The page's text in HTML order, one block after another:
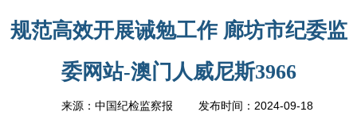
规范高效开展诫勉工作 廊坊市纪委监
委网站-澳门人威尼斯3966
来源：中国纪检监察报 发布时间： 2024-09-18